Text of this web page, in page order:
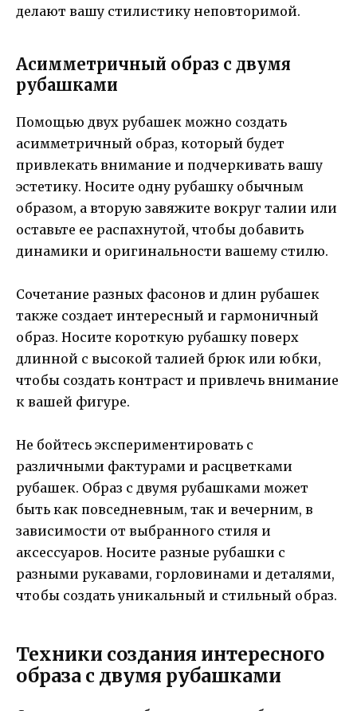
делают вашу стилистику неповторимой.
Асимметричный образ с двумя
рубашками
Помощью двух рубашек можно создать
асимметричный образ, который будет
привлекать внимание и подчеркивать вашу
эстетику. Носите одну рубашку обычным
образом, а вторую завяжите вокруг талии или
оставьте ее распахнутой, чтобы добавить
динамики и оригинальности вашему стилю.
Сочетание разных фасонов и длин рубашек
также создает интересный и гармоничный
образ. Носите короткую рубашку поверх
длинной с высокой талией брюк или юбки,
чтобы создать контраст и привлечь внимание
к вашей фигуре.
Не бойтесь экспериментировать с
различными фактурами и расцветками
рубашек. Образ с двумя рубашками может
быть как повседневным, так и вечерним, в
зависимости от выбранного стиля и
аксессуаров. Носите разные рубашки с
разными рукавами, горловинами и деталями,
чтобы создать уникальный и стильный образ.
Техники создания интересного
образа с двумя рубашками